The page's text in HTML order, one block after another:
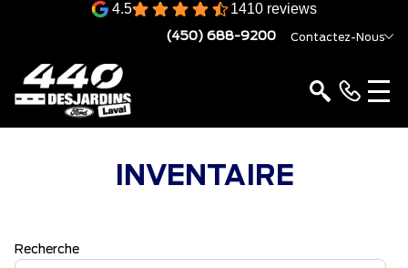
4.5 1410 reviews
(450) 688-9200 Contactez-Nous
INVENTAIRE
Recherche